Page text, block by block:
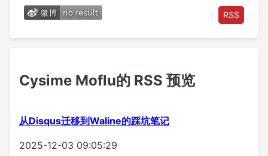
Cysime Moflu的 RSS 预览
从Disqus迁移到Waline的踩坑笔记
2025-12-03 09:05:29
RSS